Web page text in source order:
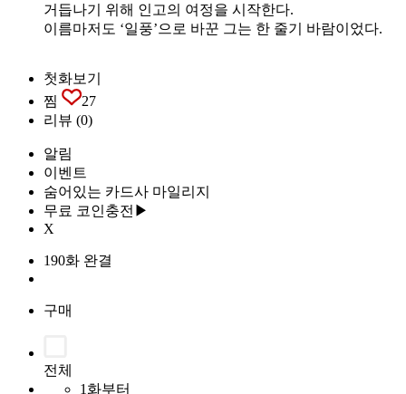
거듭나기 위해 인고의 여정을 시작한다.
이름마저도 ‘일풍’으로 바꾼 그는 한 줄기 바람이었다.
첫화보기
찜
27
리뷰 (0)
알림
이벤트
숨어있는 카드사 마일리지
무료 코인충전▶
X
190화 완결
구매
전체
1화부터